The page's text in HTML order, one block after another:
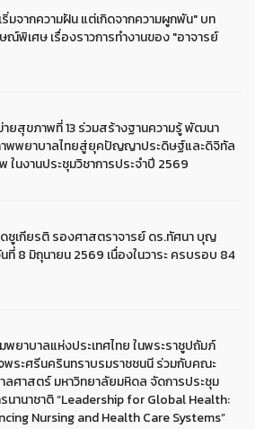
ริ่มจากความฝัน แต่เกิดจากความผูกพัน" บท
ณ์พิเศษ เรื่องราวการทำงานของ "อาจารย์
ายสุขภาพที่ 13 ร่วมสร้างฐานความรู้ พัฒนา
พพยาบาลไทยสู่ยุคปัญญาประดิษฐ์และดิจิทัล
ในงานประชุมวิชาการประจำปี 2569
ดชูเกียรติ รองศาสตราจารย์ ดร.ทัศนา บุญ
ที่ 8 มิถุนายน 2569 เนื่องในวาระ ครบรอบ 84
พยาบาลแห่งประเทศไทย ในพระราชูปถัมภ์
พระศรีนครินทราบรมราชชนนี ร่วมกับคณะ
ลศาสตร์ มหาวิทยาลัยมหิดล จัดการประชุม
รนานาชาติ “Leadership for Global Health:
Nursing and Health Care Systems”